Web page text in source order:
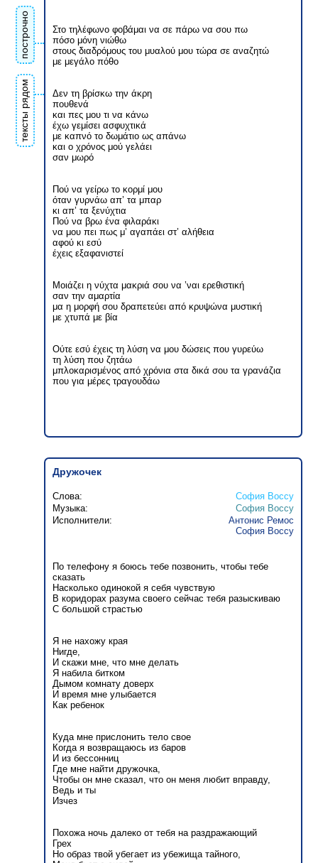
построчно
тексты рядом
Στο τηλέφωνο φοβάμαι να σε πάρω να σου πω
πόσο μόνη νιώθω
στους διαδρόμους του μυαλού μου τώρα σε αναζητώ
με μεγάλο πόθο
Δεν τη βρίσκω την άκρη
πουθενά
και πες μου τι να κάνω
έχω γεμίσει ασφυχτικά
με καπνό το δωμάτιο ως απάνω
και ο χρόνος μού γελάει
σαν μωρό
Πού να γείρω το κορμί μου
όταν γυρνάω απ’ τα μπαρ
κι απ’ τα ξενύχτια
Πού να βρω ένα φιλαράκι
να μου πει πως μ’ αγαπάει στ’ αλήθεια
αφού κι εσύ
έχεις εξαφανιστεί
Μοιάζει η νύχτα μακριά σου να ’ναι ερεθιστική
σαν την αμαρτία
μα η μορφή σου δραπετεύει από κρυψώνα μυστική
με χτυπά με βία
Ούτε εσύ έχεις τη λύση να μου δώσεις που γυρεύω
τη λύση που ζητάω
μπλοκαρισμένος από χρόνια στα δικά σου τα γρανάζια
που για μέρες τραγουδάω
Дружочек
Слова:
София Воссу
Музыка:
София Воссу
Исполнители:
Антонис Ремос
София Воссу
По телефону я боюсь тебе позвонить, чтобы тебе
сказать
Насколько одинокой я себя чувствую
В коридорах разума своего сейчас тебя разыскиваю
С большой страстью
Я не нахожу края
Нигде,
И скажи мне, что мне делать
Я набила битком
Дымом комнату доверх
И время мне улыбается
Как ребенок
Куда мне прислонить тело свое
Когда я возвращаюсь из баров
И из бессонниц
Где мне найти дружочка,
Чтобы он мне сказал, что он меня любит вправду,
Ведь и ты
Изчез
Похожа ночь далеко от тебя на раздражающий
Грех
Но образ твой убегает из убежища тайного,